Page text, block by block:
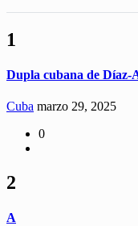
1
Dupla cubana de Díaz-
Cuba marzo 29, 2025
0
2
A